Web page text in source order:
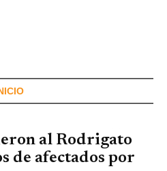
al Rodrigato
de afectados por